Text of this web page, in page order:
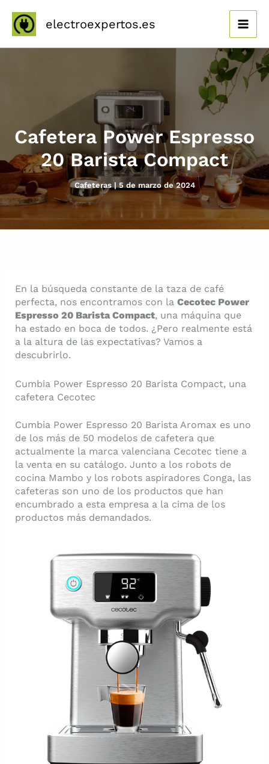
contenido
electroexpertos.es
Cafetera Power Espresso
20 Barista Compact
Cafeteras|5 de marzo de 2024
En la búsqueda constante de la taza de café
perfecta, nos encontramos con la Cecotec Power
Espresso 20 Barista Compact, una máquina que
ha estado en boca de todos. ¿Pero realmente está
a la altura de las expectativas? Vamos a
descubrirlo.
Cumbia Power Espresso 20 Barista Compact, una
cafetera Cecotec
Cumbia Power Espresso 20 Barista Aromax es uno
de los más de 50 modelos de cafetera que
actualmente la marca valenciana Cecotec tiene a
la venta en su catálogo. Junto a los robots de
cocina Mambo y los robots aspiradores Conga, las
cafeteras son uno de los productos que han
encumbrado a esta empresa a la cima de los
productos más demandados.